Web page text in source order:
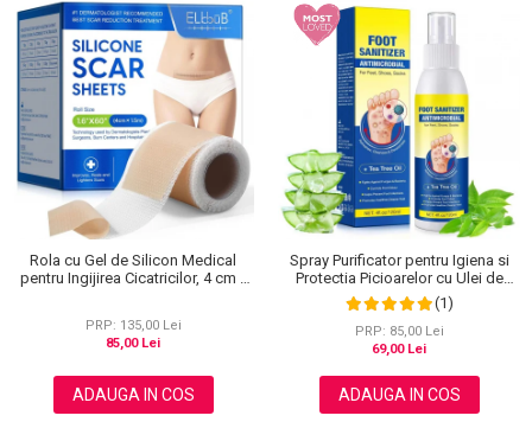
Rola cu Gel de Silicon Medical
pentru Ingijirea Cicatricilor, 4 cm x
PRP: 135,00 Lei
85,00 Lei
ADAUGA IN COS
Spray Purificator pentru Igiena si
Protectia Picioarelor cu Ulei de
Arbore de Ceai, 120 ml
(1)
PRP: 85,00 Lei
69,00 Lei
ADAUGA IN COS